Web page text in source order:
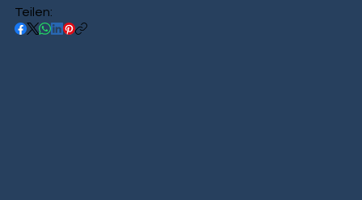
Teilen: